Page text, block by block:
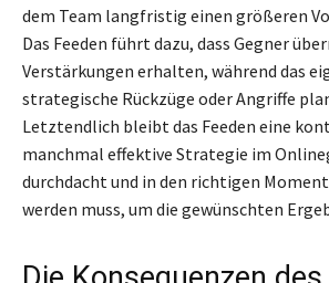
dem Team langfristig einen größeren
Das Feeden führt dazu, dass Gegner
Verstärkungen erhalten, während das
strategische Rückzüge oder Angriffe
Letztendlich bleibt das Feeden eine
manchmal effektive Strategie im
durchdacht und in den richtigen
werden muss, um die gewünschten